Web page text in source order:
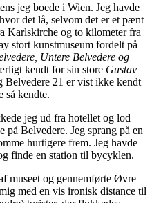
jeg boede i Wien. Jeg havde
det lå, selvom det er et pænt
Karlskirche og to kilometer fra
stort kunstmuseum fordelt på
Untere Belvedere og
kendt for sin store Gustav
Belvedere 21 er vist ikke kendt
så kendte.
jeg ud fra hotellet og lod
på Belvedere. Jeg sprang på en
hurtigere frem. Jeg havde
finde en station til bycyklen.
museet og gennemførte Øvre
med en vis ironisk distance til